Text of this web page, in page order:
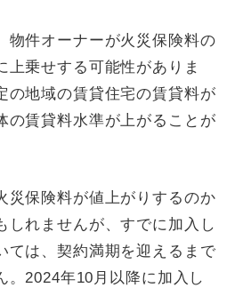
物件オーナーが火災保険料の
上乗せする可能性がありま
の地域の賃貸住宅の賃貸料が
の賃貸料水準が上がることが
災保険料が値上がりするのか
しれませんが、すでに加入し
ては、契約満期を迎えるまで
。2024年10月以降に加入し